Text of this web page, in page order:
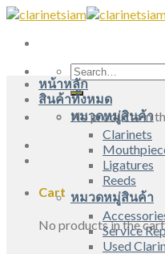
Skip
content
Search
for:
No products in
Cart
No products in the
หน้าหลัก
สินค้าทั้งหมด
หมวดหมู่สินค้า
Clarinets
Ligatures
Reeds
หมวดหมู่สินค้า
Service
Used